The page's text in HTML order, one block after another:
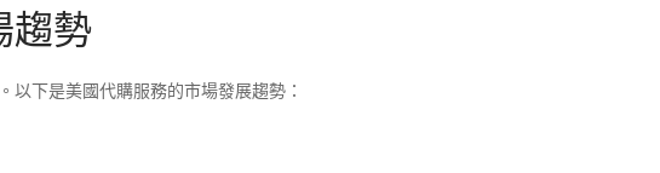
趨勢
以下是美國代購服務的市場發展趨勢：